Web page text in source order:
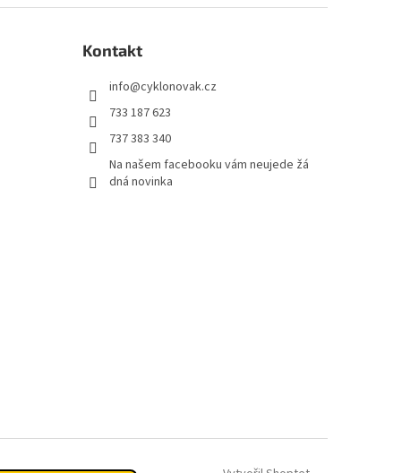
Kontakt
info@cyklonovak.cz
733 187 623
737 383 340
Na našem facebooku vám neujede žá
dná novinka